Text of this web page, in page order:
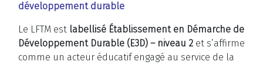
développement durable
Le LFTM est labellisé Établissement en Démarche de
Développement Durable (E3D) – niveau 2 et s’affirme
comme un acteur éducatif engagé au service de la